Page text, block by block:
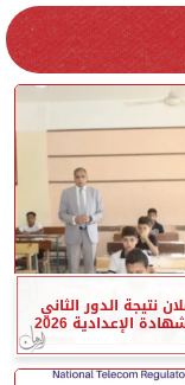
نتيجة الدور الثاني
الإعدادية 2026